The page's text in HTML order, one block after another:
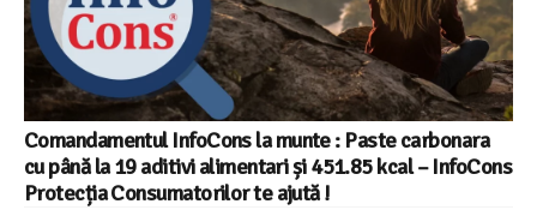
Comandamentul InfoCons la munte : Paste carbonara
cu până la 19 aditivi alimentari și 451.85 kcal – InfoCons
Protecția Consumatorilor te ajută !